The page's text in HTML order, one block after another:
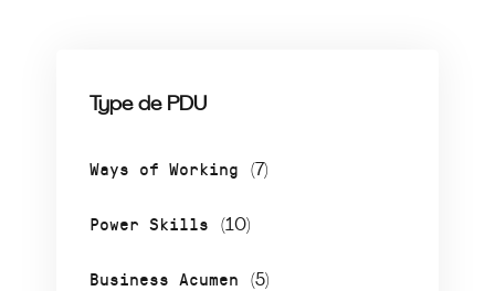
Type de PDU
Ways of Working (7)
Power Skills (10)
Business Acumen (5)